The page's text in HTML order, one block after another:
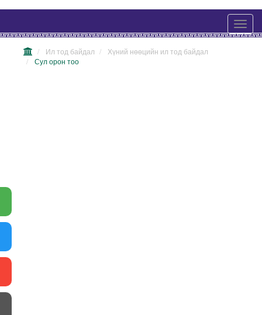
Ил тод байдал
Хүний нөөцийн ил тод байдал
Сул орон тоо